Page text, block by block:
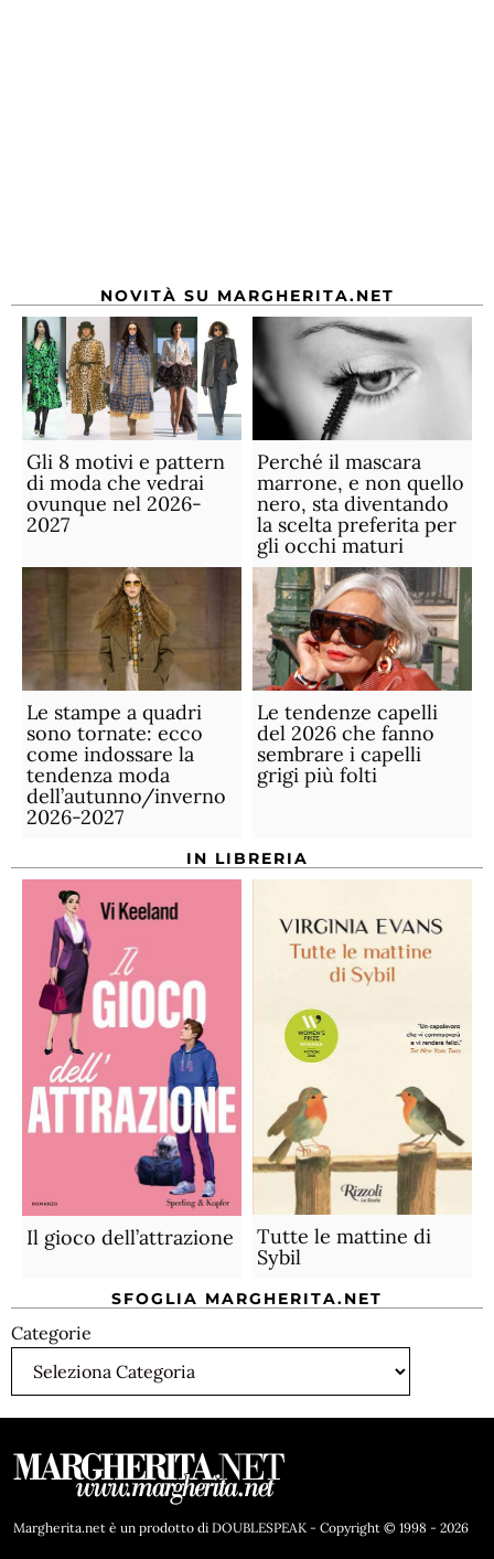
NOVITÀ SU MARGHERITA.NET
Gli 8 motivi e pattern
di moda che vedrai
ovunque nel 2026-
2027
Perché il mascara
marrone, e non quello
nero, sta diventando
la scelta preferita per
gli occhi maturi
Le stampe a quadri
sono tornate: ecco
come indossare la
tendenza moda
dell’autunno/inverno
2026-2027
Le tendenze capelli
del 2026 che fanno
sembrare i capelli
grigi più folti
IN LIBRERIA
Il gioco dell’attrazione
Tutte le mattine di
Sybil
SFOGLIA MARGHERITA.NET
Categorie
Margherita.net è un prodotto di DOUBLESPEAK - Copyright © 1998 - 2026